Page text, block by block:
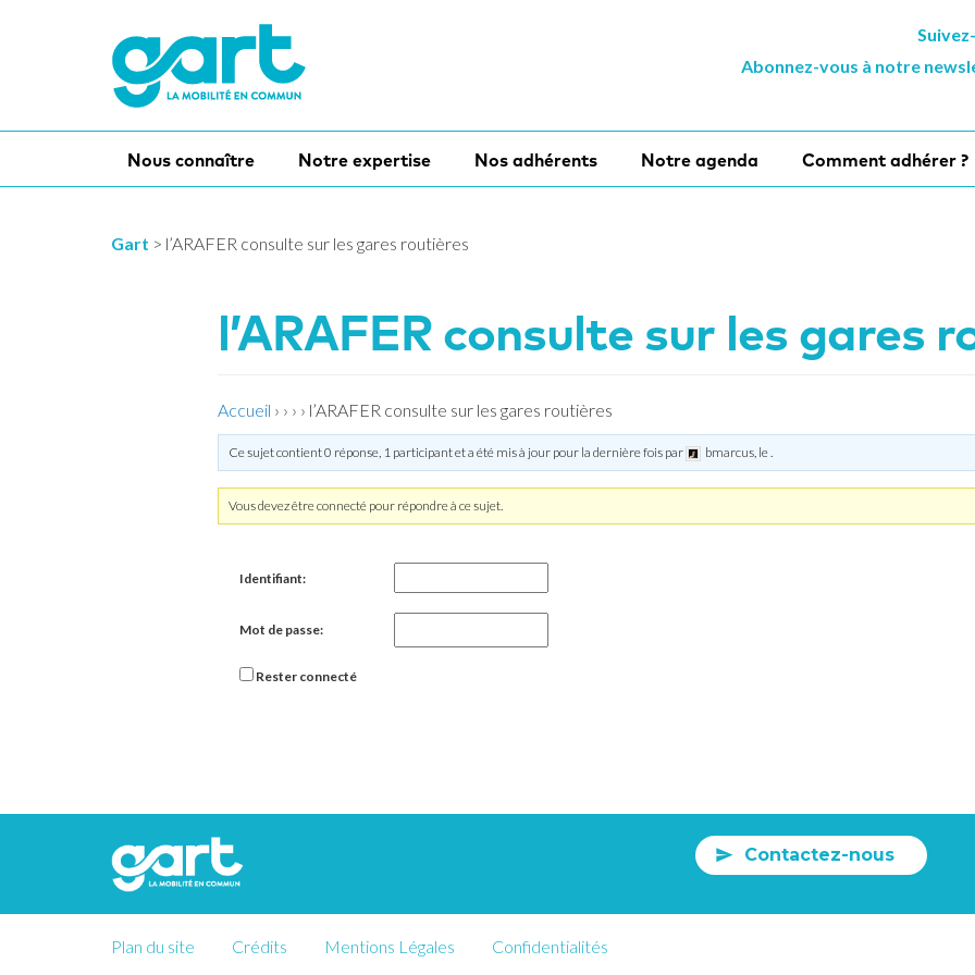
Abonnez-vous à notre
Nous connaître Notre expertise Nos adhérents Notre agenda Comment adhérer ?
Gart > l’ARAFER consulte sur les gares routières
l’ARAFER consulte sur les gares
Accueil › › › › l’ARAFER consulte sur les gares routières
Ce sujet contient 0 réponse, 1 participant et a été mis à jour pour la dernière fois par bmarcus, le.
Vous devez être connecté pour répondre à ce sujet.
Identifiant:
Mot de passe:
Rester connecté
Contactez-nous
Plan du site Crédits Mentions Légales Confidentialités